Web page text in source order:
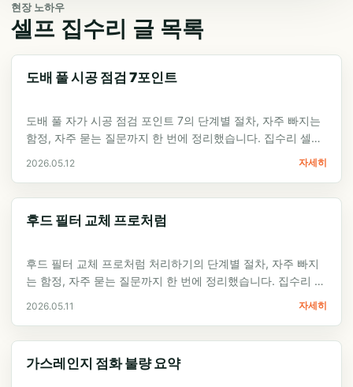
현장 노하우
셀프 집수리 글 목록
도배 풀 시공 점검 7포인트
도배 풀 자가 시공 점검 포인트 7의 단계별 절차, 자주 빠지는
함정, 자주 묻는 질문까지 한 번에 정리했습니다. 집수리 셀프
2026.05.12 자세히
후드 필터 교체 프로처럼
후드 필터 교체 프로처럼 처리하기의 단계별 절차, 자주 빠지
는 함정, 자주 묻는 질문까지 한 번에 정리했습니다. 집수리 셀
2026.05.11 자세히
가스레인지 점화 불량 요약